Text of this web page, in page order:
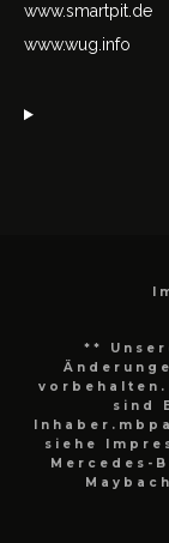
www.smartpit.de
www.wug.info
**
vorbehalten.
sind
siehe
Mercedes-